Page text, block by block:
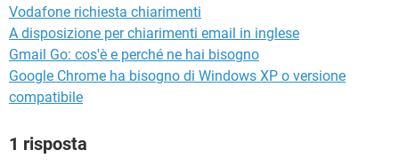
Vodafone richiesta chiarimenti
A disposizione per chiarimenti email in inglese
Gmail Go: cos'è e perché ne hai bisogno
Google Chrome ha bisogno di Windows XP o versione
compatibile
1 risposta